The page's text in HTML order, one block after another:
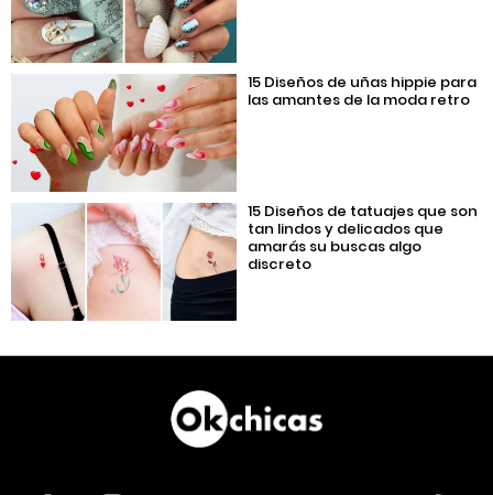
15 Diseños de uñas hippie para
las amantes de la moda retro
15 Diseños de tatuajes que son
tan lindos y delicados que
amarás su buscas algo
discreto